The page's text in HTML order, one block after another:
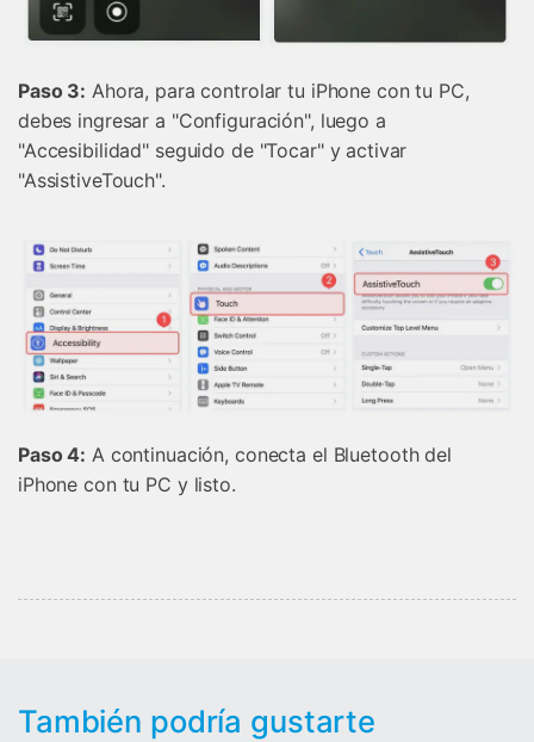
Paso 3: Ahora, para controlar tu iPhone con tu PC,
debes ingresar a "Configuración", luego a
"Accesibilidad" seguido de "Tocar" y activar
"AssistiveTouch".
Paso 4: A continuación, conecta el Bluetooth del
iPhone con tu PC y listo.
También podría gustarte